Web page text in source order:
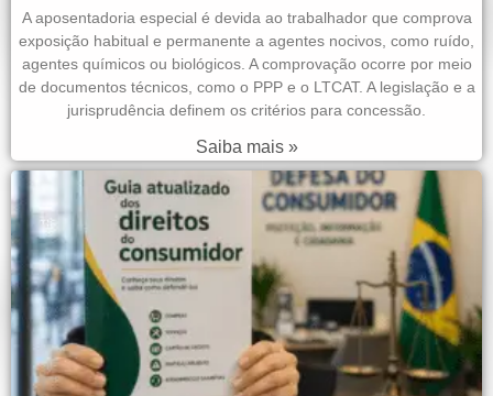
A aposentadoria especial é devida ao trabalhador que comprova
exposição habitual e permanente a agentes nocivos, como ruído,
agentes químicos ou biológicos. A comprovação ocorre por meio
de documentos técnicos, como o PPP e o LTCAT. A legislação e a
jurisprudência definem os critérios para concessão.
Saiba mais »